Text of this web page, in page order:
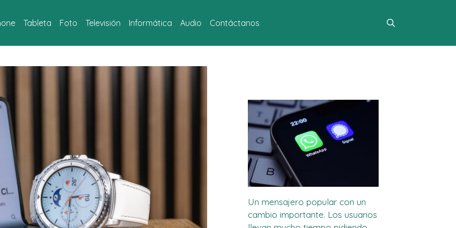
Tableta Foto Televisión Informática Audio Contáctanos
Un mensajero popular con un
cambio importante. Los usuarios